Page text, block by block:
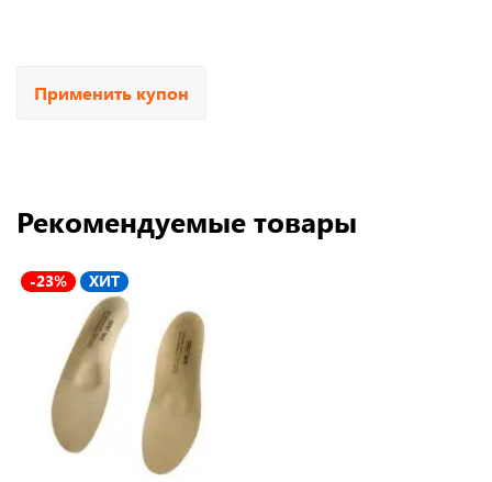
Применить купон
Рекомендуемые товары
-23% ХИТ